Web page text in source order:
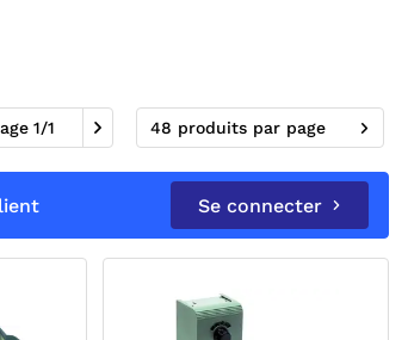
1/1 48 produits par page
Se connecter